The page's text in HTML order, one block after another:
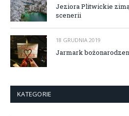
Jeziora Plitwickie
scenerii
18 GRUDNIA 2019
Jarmark
KATEGORIE